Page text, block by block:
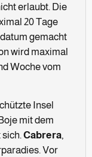
erlaubt. Die
20 Tage
gemacht
wird maximal
Woche vom
Insel
mit dem
sich.Cabrera,
Vor